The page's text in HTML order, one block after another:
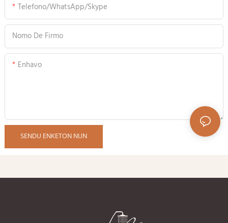
Telefono/WhatsApp/Skype
Nomo De Firmo
Enhavo
SENDU ENKETON NUN